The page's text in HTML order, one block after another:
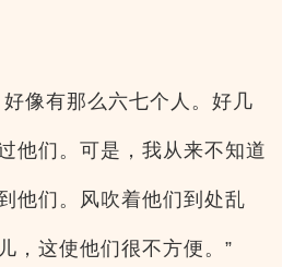
像有那么六七个人。好几
他们。可是，我从来不知道
他们。风吹着他们到处乱
，这使他们很不方便。”